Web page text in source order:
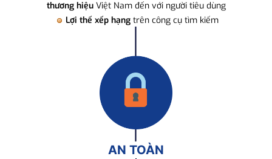
thương hiệuViệt Nam đến với người tiêu dùng
Lợi thế xếp hạng trên công cụ tìm kiếm
AN TOÀN